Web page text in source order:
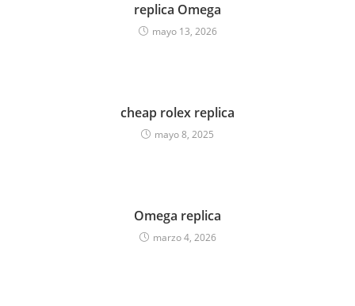
replica Omega
mayo 13, 2026
cheap rolex replica
mayo 8, 2025
Omega replica
marzo 4, 2026